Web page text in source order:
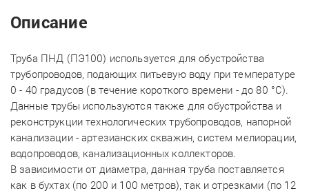
Описание
Труба ПНД (ПЭ100) используется для обустройства
трубопроводов, подающих питьевую воду при температуре
0 - 40 градусов (в течение короткого времени - до 80 °С).
Данные трубы используются также для обустройства и
реконструкции технологических трубопроводов, напорной
канализации - артезианских скважин, систем мелиорации,
водопроводов, канализационных коллекторов.
В зависимости от диаметра, данная труба поставляется
как в бухтах (по 200 и 100 метров), так и отрезками (по 12